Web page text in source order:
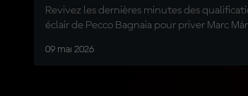
Revivez les dernières minutes des
éclair de Pecco Bagnaia pour priver Marc
09 mai 2026